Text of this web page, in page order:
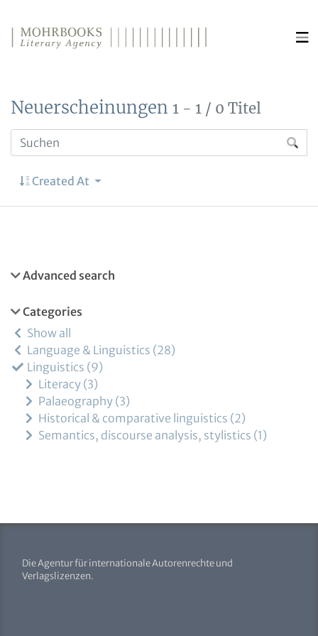
Neuerscheinungen 1 - 1 / 0 Titel
Created At
Advanced search
Categories
Show all
Language & Linguistics 28
Linguistics 9
Literacy 3
Palaeography 3
Historical & comparative linguistics 2
Semantics, discourse analysis, stylistics 1
Die Agentur für internationale Autorenrechte und
Verlagslizenzen.